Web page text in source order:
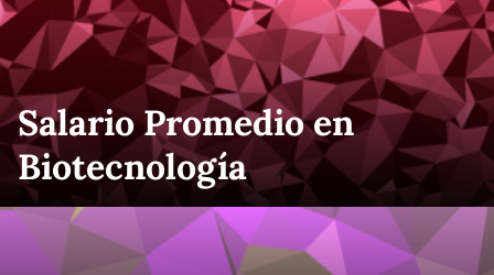
Salario Promedio en
Biotecnología